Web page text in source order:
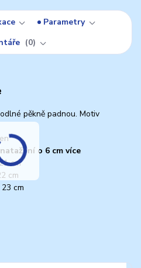
Parametry
0
pěkně padnou. Motiv
o 6 cm více
cm
cm
cm